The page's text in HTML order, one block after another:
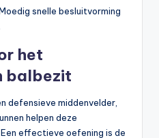
snelle besluitvorming
het
balbezit
defensieve middenvelder,
helpen deze
effectieve oefening is de